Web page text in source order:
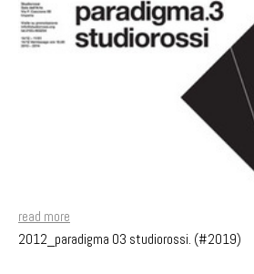
read more
2012_paradigma 03 studiorossi. (#2019)